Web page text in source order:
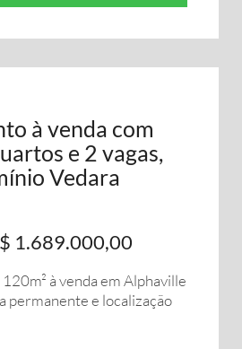
à venda com
e 2 vagas,
Vedara
1.689.000,00
à venda em Alphaville
permanente e localização